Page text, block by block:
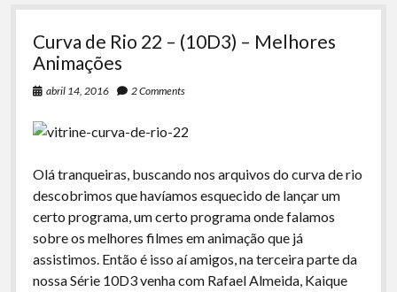
Komos
La Siesta Podcast
Arquivo CDR
Papo Tranqueira
A Ripa É a Lei
Especiais
Lucas Oliveira
Kaique Xavier
Curva de Rio 22 – (10D3) – Melhores
Animações
abril 14, 2016 2 Comments
Olá tranqueiras, buscando nos arquivos do curva de rio
descobrimos que havíamos esquecido de lançar um
certo programa, um certo programa onde falamos
sobre os melhores filmes em animação que já
assistimos. Então é isso aí amigos, na terceira parte da
nossa Série 10D3 venha com Rafael Almeida, Kaique